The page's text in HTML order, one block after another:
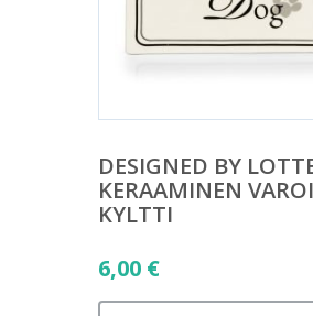
DESIGNED BY
KERAAMINEN
KYLTTI
6,00 €